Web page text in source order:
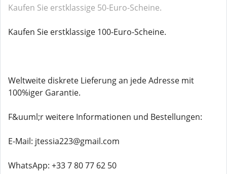
Kaufen Sie erstklassige 50-Euro-Scheine.
Kaufen Sie erstklassige 100-Euro-Scheine.
Weltweite diskrete Lieferung an jede Adresse mit
100%iger Garantie.
F&uuml;r weitere Informationen und Bestellungen:
E-Mail: jtessia223@gmail.com
WhatsApp: +33 7 80 77 62 50